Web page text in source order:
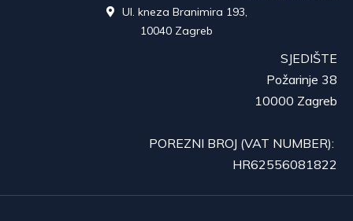
Ul. kneza Branimira 193,
10040 Zagreb
SJEDIŠTE
Požarinje 38
10000 Zagreb
POREZNI BROJ (VAT NUMBER):
HR62556081822